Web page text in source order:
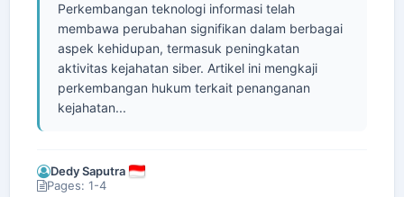
Perkembangan teknologi informasi telah
membawa perubahan signifikan dalam berbagai
aspek kehidupan, termasuk peningkatan
aktivitas kejahatan siber. Artikel ini mengkaji
perkembangan hukum terkait penanganan
kejahatan...
Dedy Saputra
Pages: 1-4